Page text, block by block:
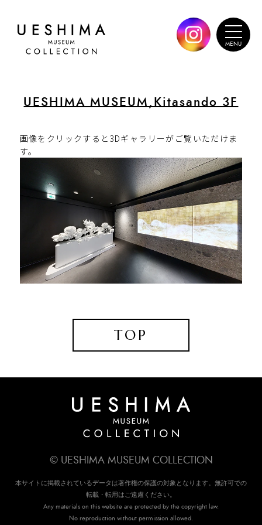
UESHIMA MUSEUM,Kitasando 3F
画像をクリックすると3Dギャラリーがご覧いただけま
す。
TOP
© UESHIMA MUSEUM COLLECTION
本サイトに掲載されているデータは著作権の保護の対象となります。無許可での
転載・転用はご遠慮ください。
Any materials on this website are protected by the copyright law.
No reproduction without permission allowed.